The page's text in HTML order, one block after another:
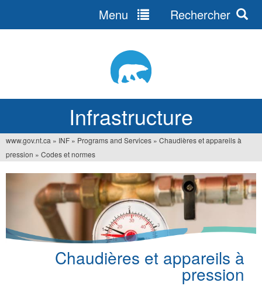
Infrastructure
Menu Rechercher
Vous
êtes
www.gov.nt.ca » INF » Programs and Services » Chaudières et appareils à
pression » Codes et normes
Chaudières et appareils à
pression